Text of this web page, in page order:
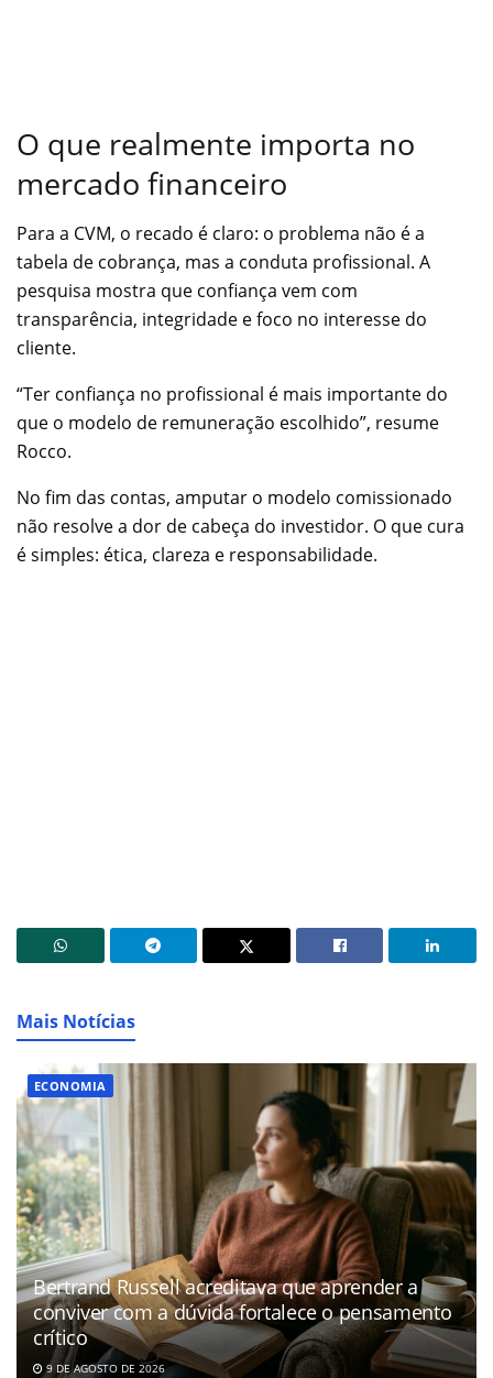
O que realmente importa no
mercado financeiro
Para a CVM, o recado é claro: o problema não é a
tabela de cobrança, mas a conduta profissional. A
pesquisa mostra que confiança vem com
transparência, integridade e foco no interesse do
cliente.
“Ter confiança no profissional é mais importante do
que o modelo de remuneração escolhido”, resume
Rocco.
No fim das contas, amputar o modelo comissionado
não resolve a dor de cabeça do investidor. O que cura
é simples: ética, clareza e responsabilidade.
Mais Notícias
ECONOMIA
Bertrand Russell acreditava que aprender a
conviver com a dúvida fortalece o pensamento
crítico
9 DE AGOSTO DE 2026